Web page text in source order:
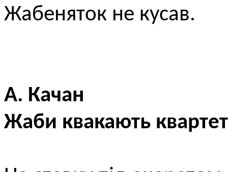
Жабеняток не кусав.
А. Качан
Жаби квакають